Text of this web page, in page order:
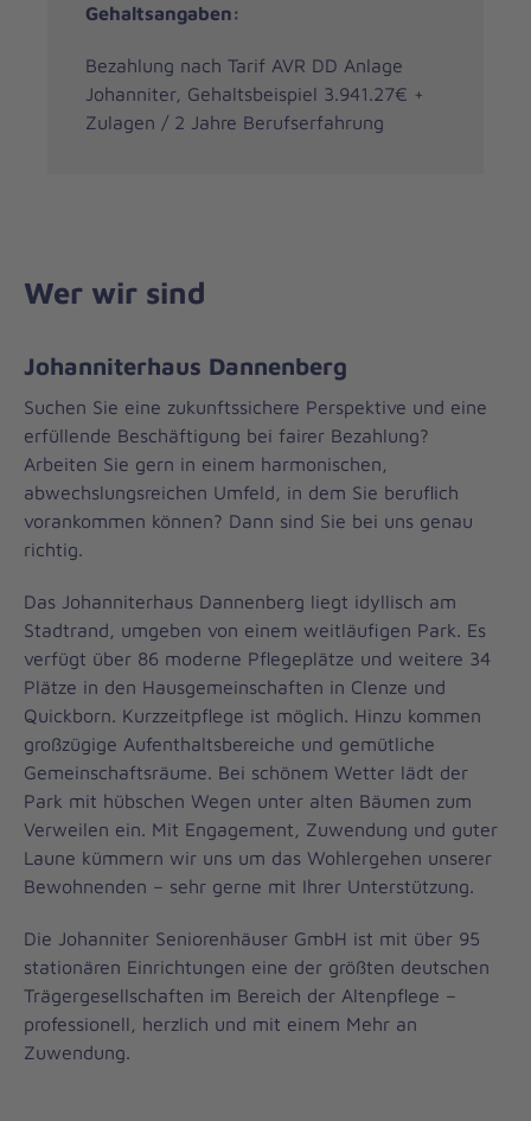
Gehaltsangaben:
Bezahlung nach Tarif AVR DD Anlage
Johanniter, Gehaltsbeispiel 3.941.27€ +
Zulagen / 2 Jahre Berufserfahrung
Wer wir sind
Johanniterhaus Dannenberg
Suchen Sie eine zukunftssichere Perspektive und eine
erfüllende Beschäftigung bei fairer Bezahlung?
Arbeiten Sie gern in einem harmonischen,
abwechslungsreichen Umfeld, in dem Sie beruflich
vorankommen können? Dann sind Sie bei uns genau
richtig.
Das Johanniterhaus Dannenberg liegt idyllisch am
Stadtrand, umgeben von einem weitläufigen Park. Es
verfügt über 86 moderne Pflegeplätze und weitere 34
Plätze in den Hausgemeinschaften in Clenze und
Quickborn. Kurzzeitpflege ist möglich. Hinzu kommen
großzügige Aufenthaltsbereiche und gemütliche
Gemeinschaftsräume. Bei schönem Wetter lädt der
Park mit hübschen Wegen unter alten Bäumen zum
Verweilen ein. Mit Engagement, Zuwendung und guter
Laune kümmern wir uns um das Wohlergehen unserer
Bewohnenden – sehr gerne mit Ihrer Unterstützung.
Die Johanniter Seniorenhäuser GmbH ist mit über 95
stationären Einrichtungen eine der größten deutschen
Trägergesellschaften im Bereich der Altenpflege –
professionell, herzlich und mit einem Mehr an
Zuwendung.